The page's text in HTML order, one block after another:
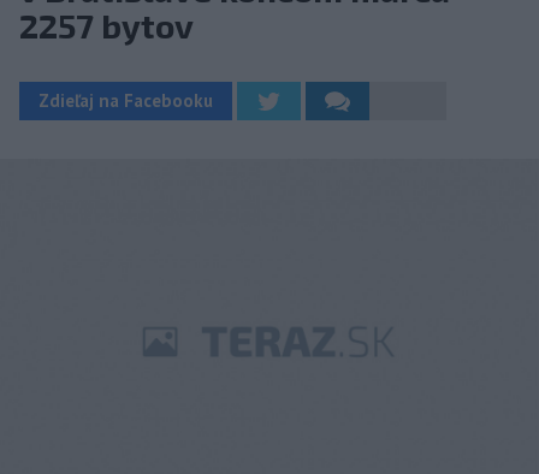
2257 bytov
Zdieľaj na Facebooku